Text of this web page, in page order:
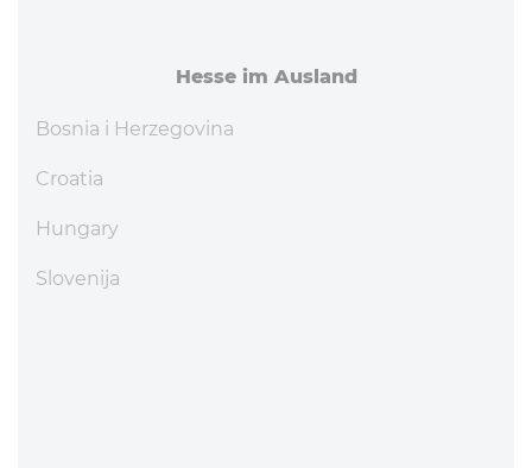
Hesse im Ausland
Bosnia i Herzegovina
Croatia
Hungary
Slovenija